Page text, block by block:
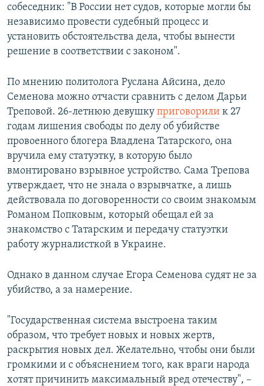
собеседник: "В России нет судов, которые могли бы
независимо провести судебный процесс и
установить обстоятельства дела, чтобы вынести
решение в соответствии с законом".
По мнению политолога Руслана Айсина, дело
Семенова можно отчасти сравнить с делом Дарьи
Треповой. 26-летнюю девушку приговорили к 27
годам лишения свободы по делу об убийстве
провоенного блогера Владлена Татарского, она
вручила ему статуэтку, в которую было
вмонтировано взрывное устройство. Сама Трепова
утверждает, что не знала о взрывчатке, а лишь
действовала по договоренности со своим знакомым
Романом Попковым, который обещал ей за
знакомство с Татарским и передачу статуэтки
работу журналисткой в Украине.
Однако в данном случае Егора Семенова судят не за
убийство, а за намерение.
"Государственная система выстроена таким
образом, что требует новых и новых жертв,
раскрытия новых дел. Желательно, чтобы они были
громкими и с объяснением того, как враги народа
хотят причинить максимальный вред отечеству", –